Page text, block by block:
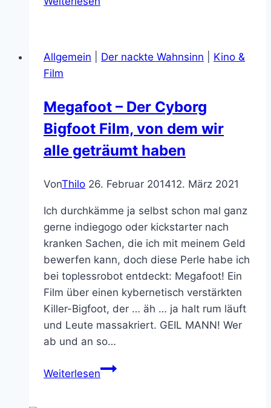
die
einem
besseren
Blogger
machen!
Allgemein Der nackte Wahnsinn
Kino &
Film
Megafoot – Der Cyborg
Bigfoot Film, von dem wir
alle geträumt haben
VonThilo 26. Februar 201412. März 2021
Ich durchkämme ja selbst schon mal ganz
gerne indiegogo oder kickstarter nach
kranken Sachen, die ich mit meinem Geld
bewerfen kann, doch diese Perle habe ich
bei toplessrobot entdeckt: Megafoot! Ein
Film über einen kybernetisch verstärkten
Killer-Bigfoot, der … äh … ja halt rum läuft
und Leute massakriert. GEIL MANN! Wer
ab und an so…
WeiterlesenMegafoot